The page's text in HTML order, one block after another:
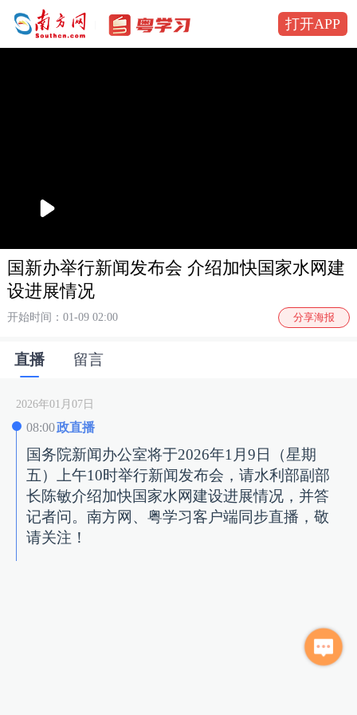
打开APP
播
国新办举行新闻发布会 介绍加快国家水网建
设进展情况
开始时间：01-09 02:00 分享海报
直播 留言
2026年01月07日
08:00政直播
国务院新闻办公室将于2026年1月9日（星期
五）上午10时举行新闻发布会，请水利部副部
长陈敏介绍加快国家水网建设进展情况，并答
记者问。南方网、粤学习客户端同步直播，敬
请关注！